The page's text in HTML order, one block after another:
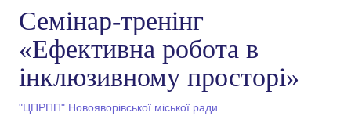
Семінар-тренінг
«Ефективна робота в
інклюзивному просторі»
"ЦПРПП" Новояворівської міської ради